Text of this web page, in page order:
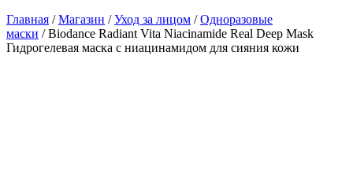
Главная /Магазин /Уход за лицом /Одноразовые
маски / Biodance Radiant Vita Niacinamide Real Deep Mask
Гидрогелевая маска с ниацинамидом для сияния кожи